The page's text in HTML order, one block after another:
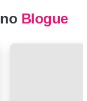
Blogue